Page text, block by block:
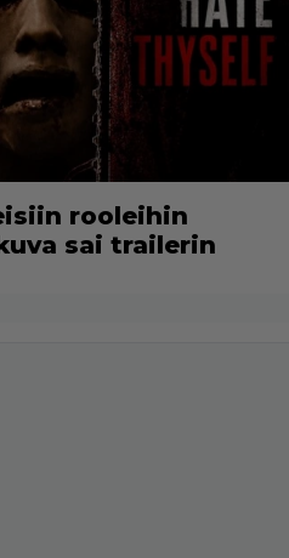
rooleihin
sai trailerin